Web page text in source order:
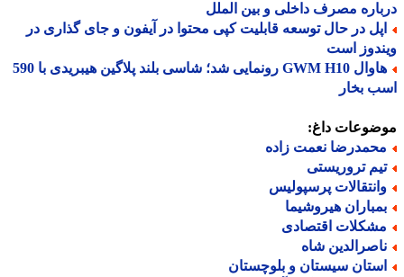
مصرف داخلی و بین الملل
در حال توسعه قابلیت کپی محتوا در آیفون و جای گذاری در
است
هاوال GWM H10 رونمایی شد؛ شاسی بلند پلاگین هیبریدی با 590
بخار
داغ:
نعمت زاده
تروریستی
پرسپولیس
هیروشیما
اقتصادی
شاه
سیستان و بلوچستان